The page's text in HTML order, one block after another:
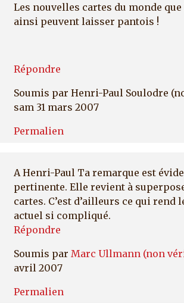
Les nouvelles cartes du monde
ainsi peuvent laisser pantois !
Répondre
Soumis par Henri-Paul Soulodre
sam 31 mars 2007
Permalien
A Henri-Paul Ta remarque est
pertinente. Elle revient à
cartes. C’est d’ailleurs ce qui rend
actuel si compliqué.
Répondre
Soumis par Marc Ullmann (non
avril 2007
Permalien